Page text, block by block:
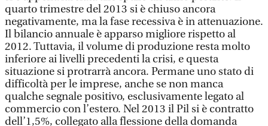
quarto trimestre del 2013 si è chiuso ancora
negativamente, ma la fase recessiva è in attenuazione.
Il bilancio annuale è apparso migliore rispetto al
2012. Tuttavia, il volume di produzione resta molto
inferiore ai livelli precedenti la crisi, e questa
situazione si protrarrà ancora. Permane uno stato di
difficoltà per le imprese, anche se non manca
qualche segnale positivo, esclusivamente legato al
commercio con l’estero. Nel 2013 il Pil si è contratto
dell’1,5%, collegato alla flessione della domanda